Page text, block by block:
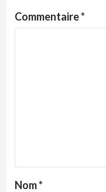
Commentaire*
Nom*